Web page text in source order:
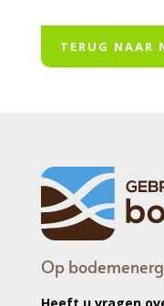
TERUG NAAR
Op